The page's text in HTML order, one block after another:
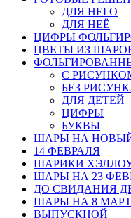
ДЛЯ НЕГО
ДЛЯ НЕЁ
ЦИФРЫ
ЦВЕТЫ ИЗ
С
БЕЗ
ДЛЯ ДЕТЕЙ
ЦИФРЫ
БУКВЫ
ШАРЫ НА
14 ФЕВРАЛЯ
ШАРИКИ
ШАРЫ НА 23
ДО СВИДАНИЯ
ШАРЫ НА 8
ВЫПУСКНОЙ